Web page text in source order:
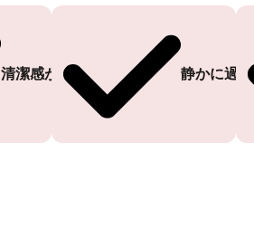
清潔感がある 静かに過